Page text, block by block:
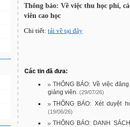
Thông báo: Về việc thu học phí,
viên cao học
Chi tiết: tải về tại đây
Các tin đã đưa:
THÔNG BÁO: Về việc
giảng viên. (29/07/26)
THÔNG BÁO: Xét duyệt
(19/06/26)
THÔNG BÁO: DANH